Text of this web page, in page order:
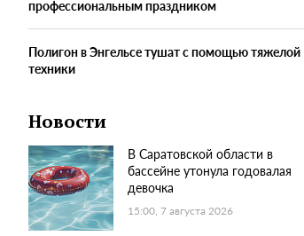
профессиональным праздником
Полигон в Энгельсе тушат с помощью тяжелой
техники
Новости
В Саратовской области в
бассейне утонула годовалая
девочка
15:00, 7 августа 2026